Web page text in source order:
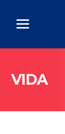
VIDA